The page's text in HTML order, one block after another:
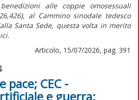
alle coppie omosessuali
al Cammino sinodale tedesco
Santa Sede, questa volta in merito
Articolo, 15/07/2026, pag. 391
pace; CEC -
e guerra;